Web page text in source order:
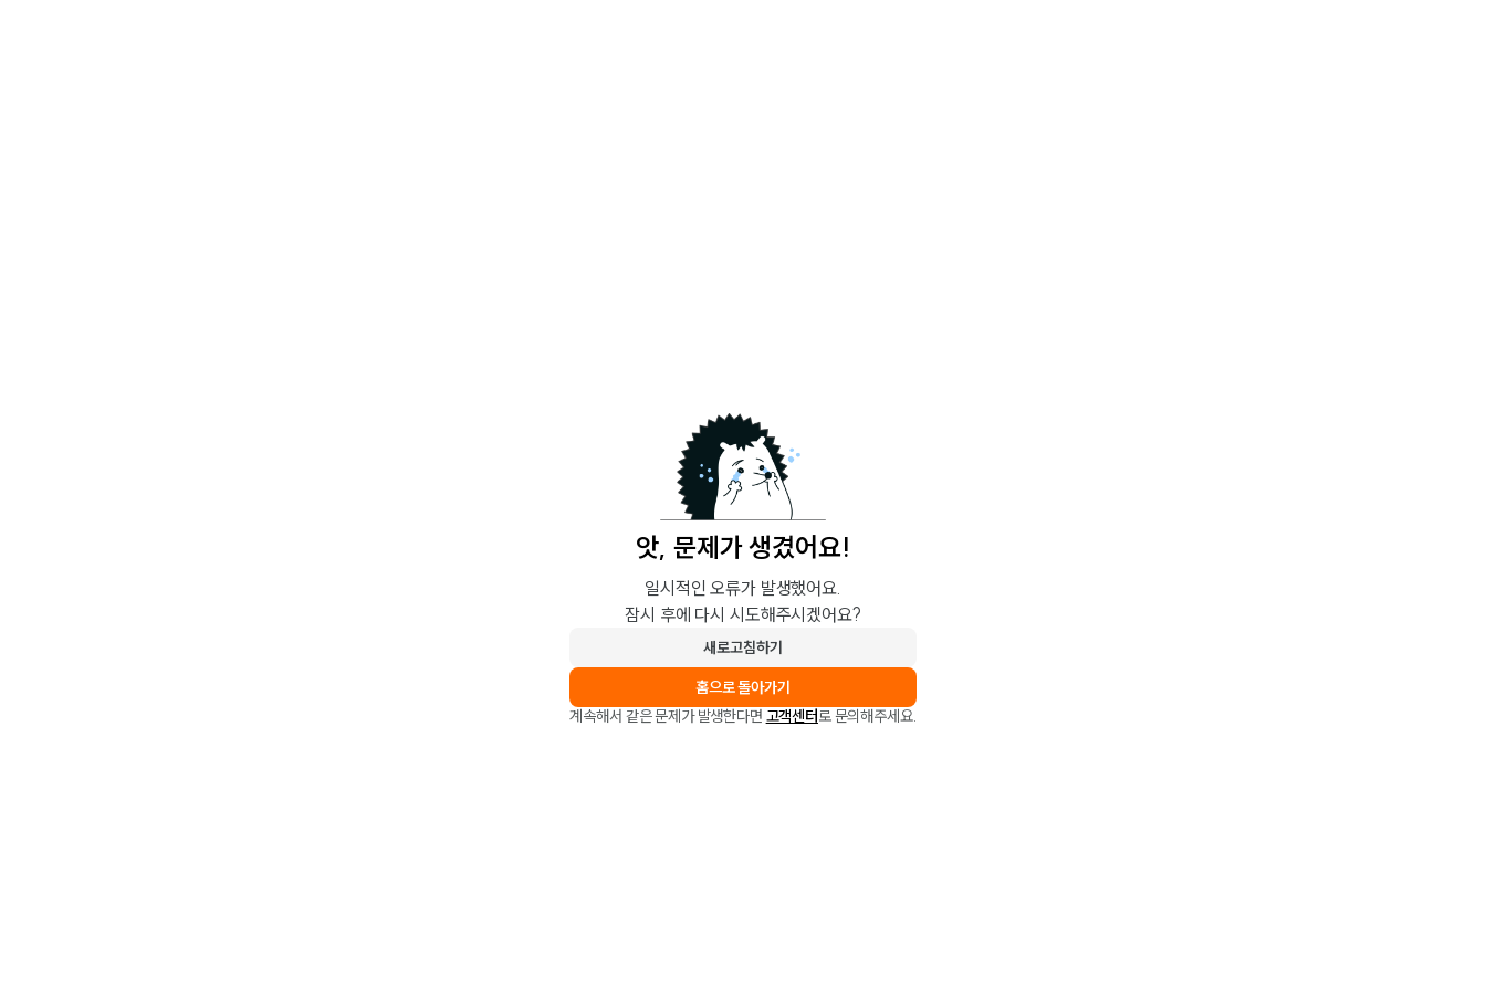
앗, 문제가 생겼어요!
일시적인 오류가 발생했어요.
잠시 후에 다시 시도해주시겠어요?
새로고침하기
홈으로 돌아가기
계속해서 같은 문제가 발생한다면 고객센터로 문의해주세요.